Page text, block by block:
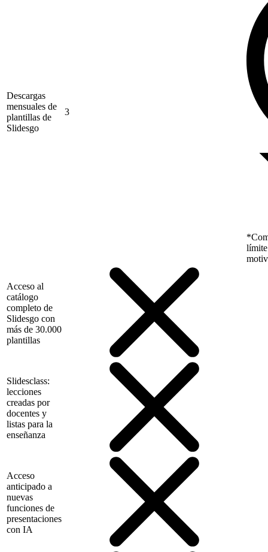
Descargas
mensuales de
plantillas de
Slidesgo
3
límite
Acceso al
catálogo
completo de
Slidesgo con
más de 30.000
plantillas
Slidesclass:
lecciones
creadas por
docentes y
listas para la
enseñanza
Acceso
anticipado a
nuevas
funciones de
presentaciones
con IA